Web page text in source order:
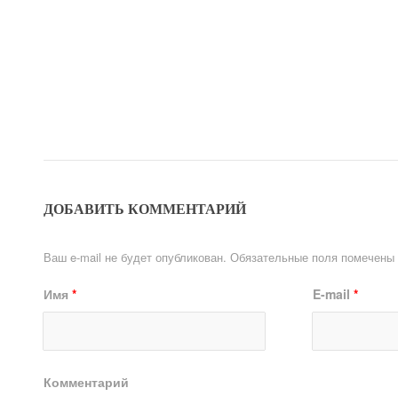
ДОБАВИТЬ КОММЕНТАРИЙ
Ваш e-mail не будет опубликован. Обязательные поля помечены
Имя * E-mail *
Комментарий